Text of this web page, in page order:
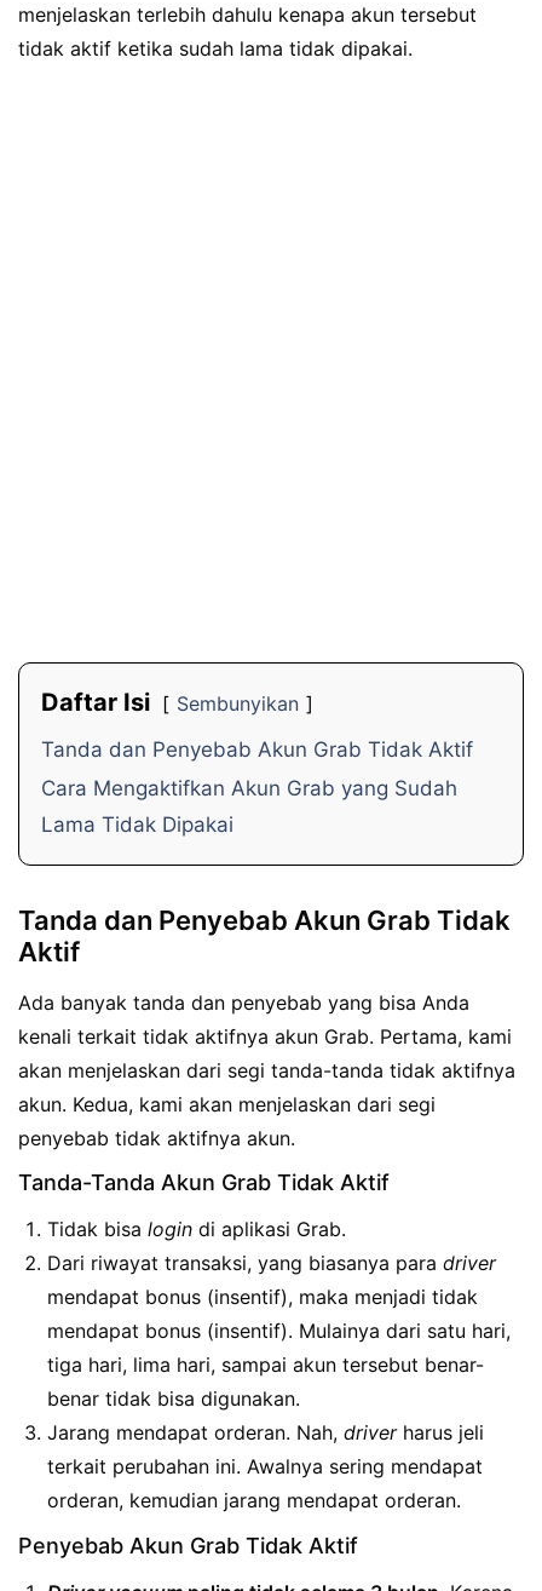
menjelaskan terlebih dahulu kenapa akun tersebut
tidak aktif ketika sudah lama tidak dipakai.
Daftar Isi
Sembunyikan
Tanda dan Penyebab Akun Grab Tidak Aktif
Cara Mengaktifkan Akun Grab yang Sudah
Lama Tidak Dipakai
Tanda dan Penyebab Akun Grab Tidak
Aktif
Ada banyak tanda dan penyebab yang bisa Anda
kenali terkait tidak aktifnya akun Grab. Pertama, kami
akan menjelaskan dari segi tanda-tanda tidak aktifnya
akun. Kedua, kami akan menjelaskan dari segi
penyebab tidak aktifnya akun.
Tanda-Tanda Akun Grab Tidak Aktif
Tidak bisa login di aplikasi Grab.
Dari riwayat transaksi, yang biasanya para driver
mendapat bonus (insentif), maka menjadi tidak
mendapat bonus (insentif). Mulainya dari satu hari,
tiga hari, lima hari, sampai akun tersebut benar-
benar tidak bisa digunakan.
Jarang mendapat orderan. Nah, driverharus jeli
terkait perubahan ini. Awalnya sering mendapat
orderan, kemudian jarang mendapat orderan.
Penyebab Akun Grab Tidak Aktif